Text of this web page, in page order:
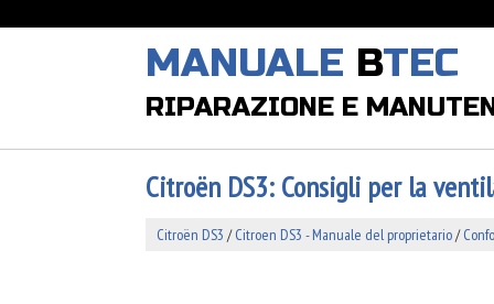
MANUALE BTEC
RIPARAZIONE E
Citroën DS3: Consigli per la
Citroën DS3 /Citroen DS3 - Manuale del proprietario/